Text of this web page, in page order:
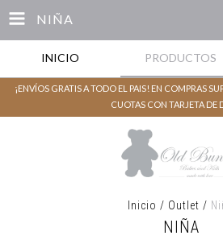
NIÑA
INICIO PRODUCTOS
¡ENVÍOS GRATIS A TODO EL PAIS! EN COMPRAS
CUOTAS CON TARJETA DE
Inicio / Outlet /
NIÑA